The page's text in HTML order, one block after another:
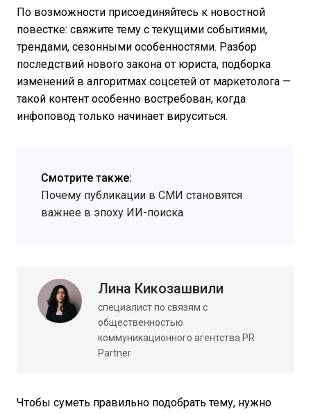
По возможности присоединяйтесь к новостной
повестке: свяжите тему с текущими событиями,
трендами, сезонными особенностями. Разбор
последствий нового закона от юриста, подборка
изменений в алгоритмах соцсетей от маркетолога —
такой контент особенно востребован, когда
инфоповод только начинает вируситься.
Смотрите также:
Почему публикации в СМИ становятся
важнее в эпоху ИИ-поиска
Лина Кикозашвили
специалист по связям с
общественностью
коммуникационного агентства PR
Partner
Чтобы суметь правильно подобрать тему, нужно